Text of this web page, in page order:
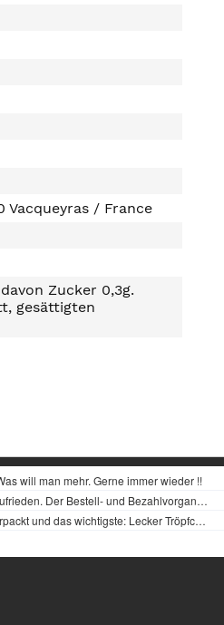
Vacqueyras / France
Zucker 0,3g.
gesättigten